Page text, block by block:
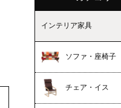
インテリア家具
ソファ・座椅子
チェア・イス